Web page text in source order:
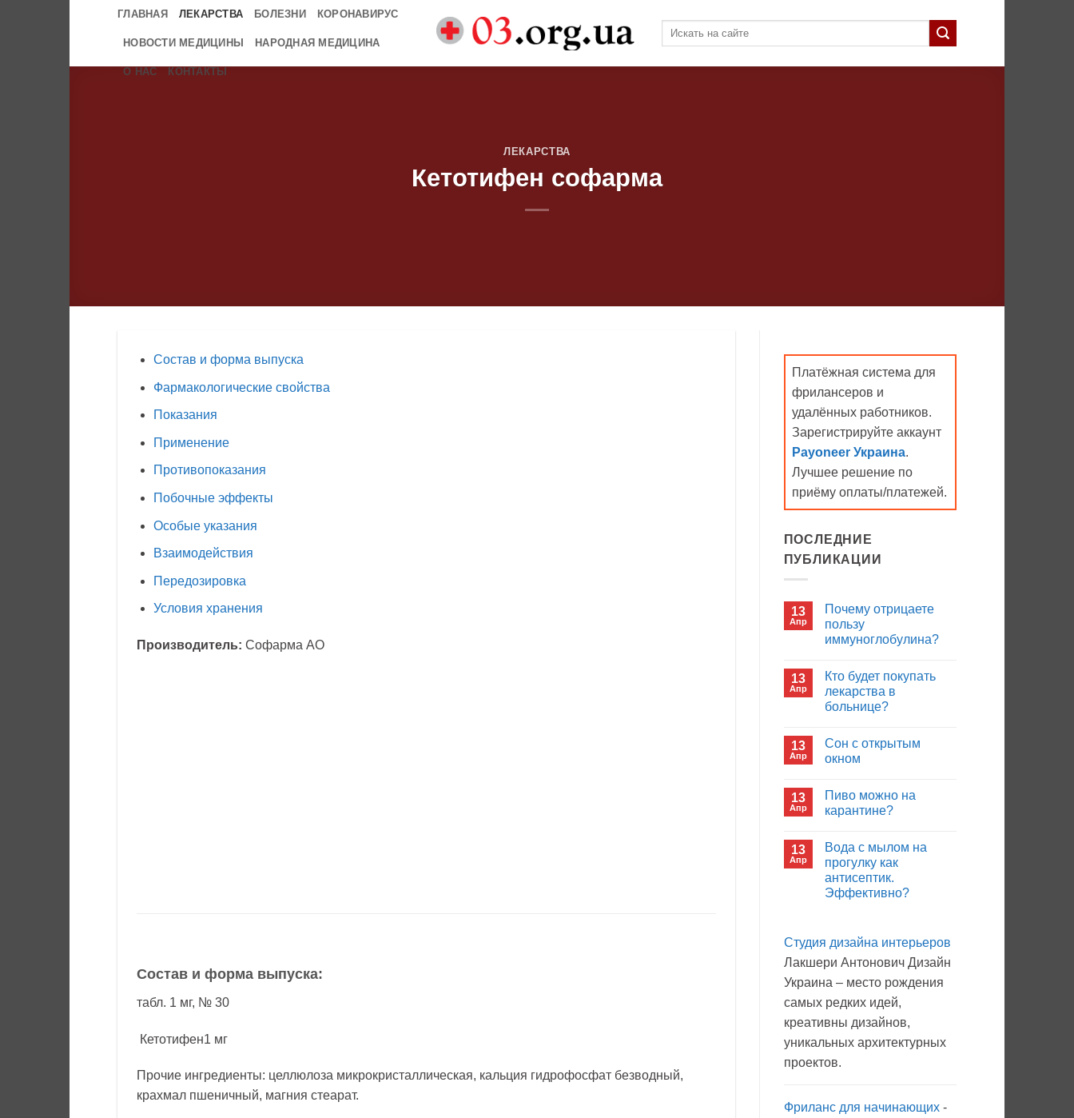
ГЛАВНАЯ ЛЕКАРСТВА БОЛЕЗНИ КОРОНАВИРУС
НОВОСТИ МЕДИЦИНЫ НАРОДНАЯ МЕДИЦИНА
О НАС КОНТАКТЫ
ЛЕКАРСТВА
Кетотифен софарма
Состав и форма выпуска
Фармакологические свойства
Показания
Применение
Противопоказания
Побочные эффекты
Особые указания
Взаимодействия
Передозировка
Условия хранения
Производитель: Софарма АО
Состав и форма выпуска:
табл. 1 мг, № 30
Кетотифен1 мг
Прочие ингредиенты: целлюлоза микрокристаллическая, кальция гидрофосфат безводный,
крахмал пшеничный, магния стеарат.
Платёжная система для
фрилансеров и
удалённых работников.
Зарегистрируйте аккаунт
Payoneer Украина.
Лучшее решение по
приёму оплаты/платежей.
ПОСЛЕДНИЕ
ПУБЛИКАЦИИ
13
Апр
Почему отрицаете
пользу
иммуноглобулина?
записи
Почему
отрицаете
пользу
13
Апр
Кто будет покупать
лекарства в
больнице?
записи
Кто
будет
больнице?
13
Апр
Сон с открытым
окном
записи
Сон
с
13
Апр
Пиво можно на
карантине?
записи
Пиво
можно
на
карантине?
13
Апр
Вода с мылом на
прогулку как
антисептик.
Эффективно?
Вода
мылом
на
прогулку
антисептик.
Студия дизайна интерьеров
Лакшери Антонович Дизайн
Украина – место рождения
самых редких идей,
креативны дизайнов,
уникальных архитектурных
проектов.
Фриланс для начинающих-